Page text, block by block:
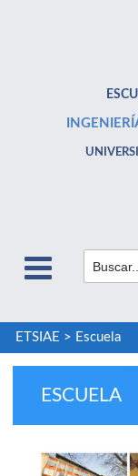
ETSIAE > Escuela
ESCUELA